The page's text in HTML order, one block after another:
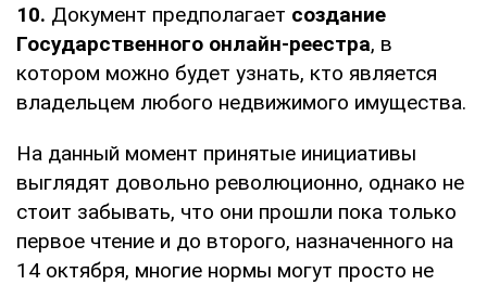
10. Документ предполагает создание
Государственного онлайн-реестра, в
котором можно будет узнать, кто является
владельцем любого недвижимого имущества.
На данный момент принятые инициативы
выглядят довольно революционно, однако не
стоит забывать, что они прошли пока только
первое чтение и до второго, назначенного на
14 октября, многие нормы могут просто не